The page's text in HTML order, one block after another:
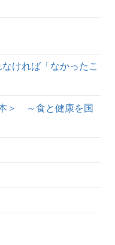
ければ「なかったこ
＞ ～食と健康を国